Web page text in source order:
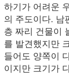
하기가 어려운
의 주도이다. 남
층 짜리 건물이
를 발견했지만
들어도 양쪽이
이지만 크기가